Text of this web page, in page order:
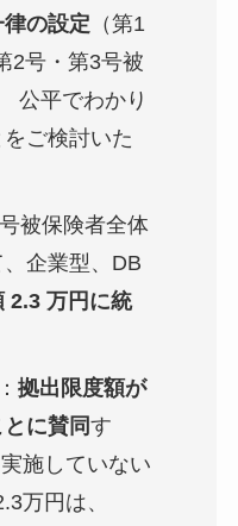
の設定 （第1
2号・第3号被
公平でわかり
ご検討いた
被保険者全体
企業型、DB
2.3 万円に統
拠出限度額が
に賛同す
施していない
万円は、